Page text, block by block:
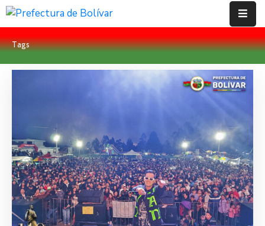
Inicio
Proyectos
Rendición
De
Cuentas
Transparencia
Tags